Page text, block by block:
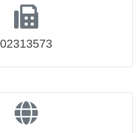
02313573